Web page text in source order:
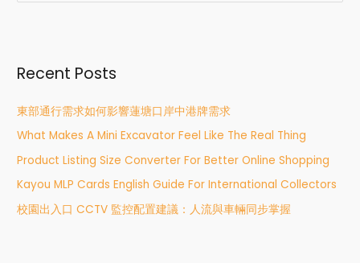
e
c
f
o
r
:
Recent Posts
東部通行需求如何影響蓮塘口岸中港牌需求
What Makes A Mini Excavator Feel Like The Real Thing
Product Listing Size Converter For Better Online Shopping
Kayou MLP Cards English Guide For International Collectors
校園出入口 CCTV 監控配置建議：人流與車輛同步掌握